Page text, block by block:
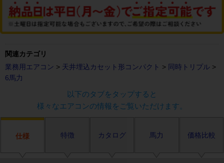
関連カテゴリ
業務用エアコン > 天井埋込カセット形コンパクト > 同時トリプル >
6馬力
以下のタブをタップすると
様々なエアコンの情報をご覧いただけます。
仕様 特徴 カタログ 馬力 価格比較